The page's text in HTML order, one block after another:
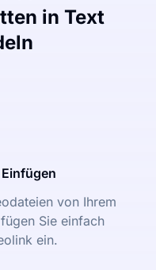
in Text
von Ihrem
Sie einfach
ein.